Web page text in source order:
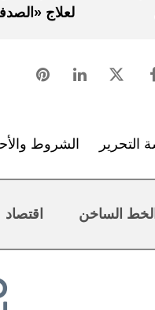
لعلاج
التحرير الشروط
الخط الساخن اقتصاد